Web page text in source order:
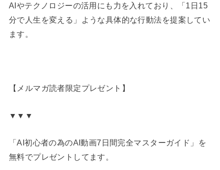
AIやテクノロジーの活用にも力を入れており、「1日15
分で人生を変える」ような具体的な行動法を提案してい
ます。
【メルマガ読者限定プレゼント】
▼▼▼
「AI初心者の為のAI動画7日間完全マスターガイド」を
無料でプレゼントしてます。